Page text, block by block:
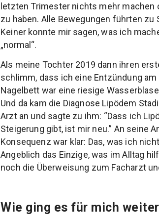
letzten Trimester nichts mehr machen
zu haben. Alle Bewegungen führten
Keiner konnte mir sagen, was ich
„normal“.
Als meine Tochter 2019 dann ihren
schlimm, dass ich eine Entzündung
Nagelbett war eine riesige
Und da kam die Diagnose Lipödem
Arzt an und sagte zu ihm: “Dass ich
Steigerung gibt, ist mir neu.” An seine
Konsequenz war klar: Das, was ich
Angeblich das Einzige, was im Alltag
noch die Überweisung zum Facharzt
Wie ging es für mich